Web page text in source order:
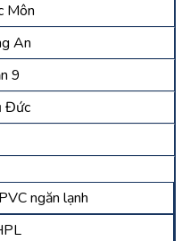
Môn
An
9
Đức
ngăn lạnh